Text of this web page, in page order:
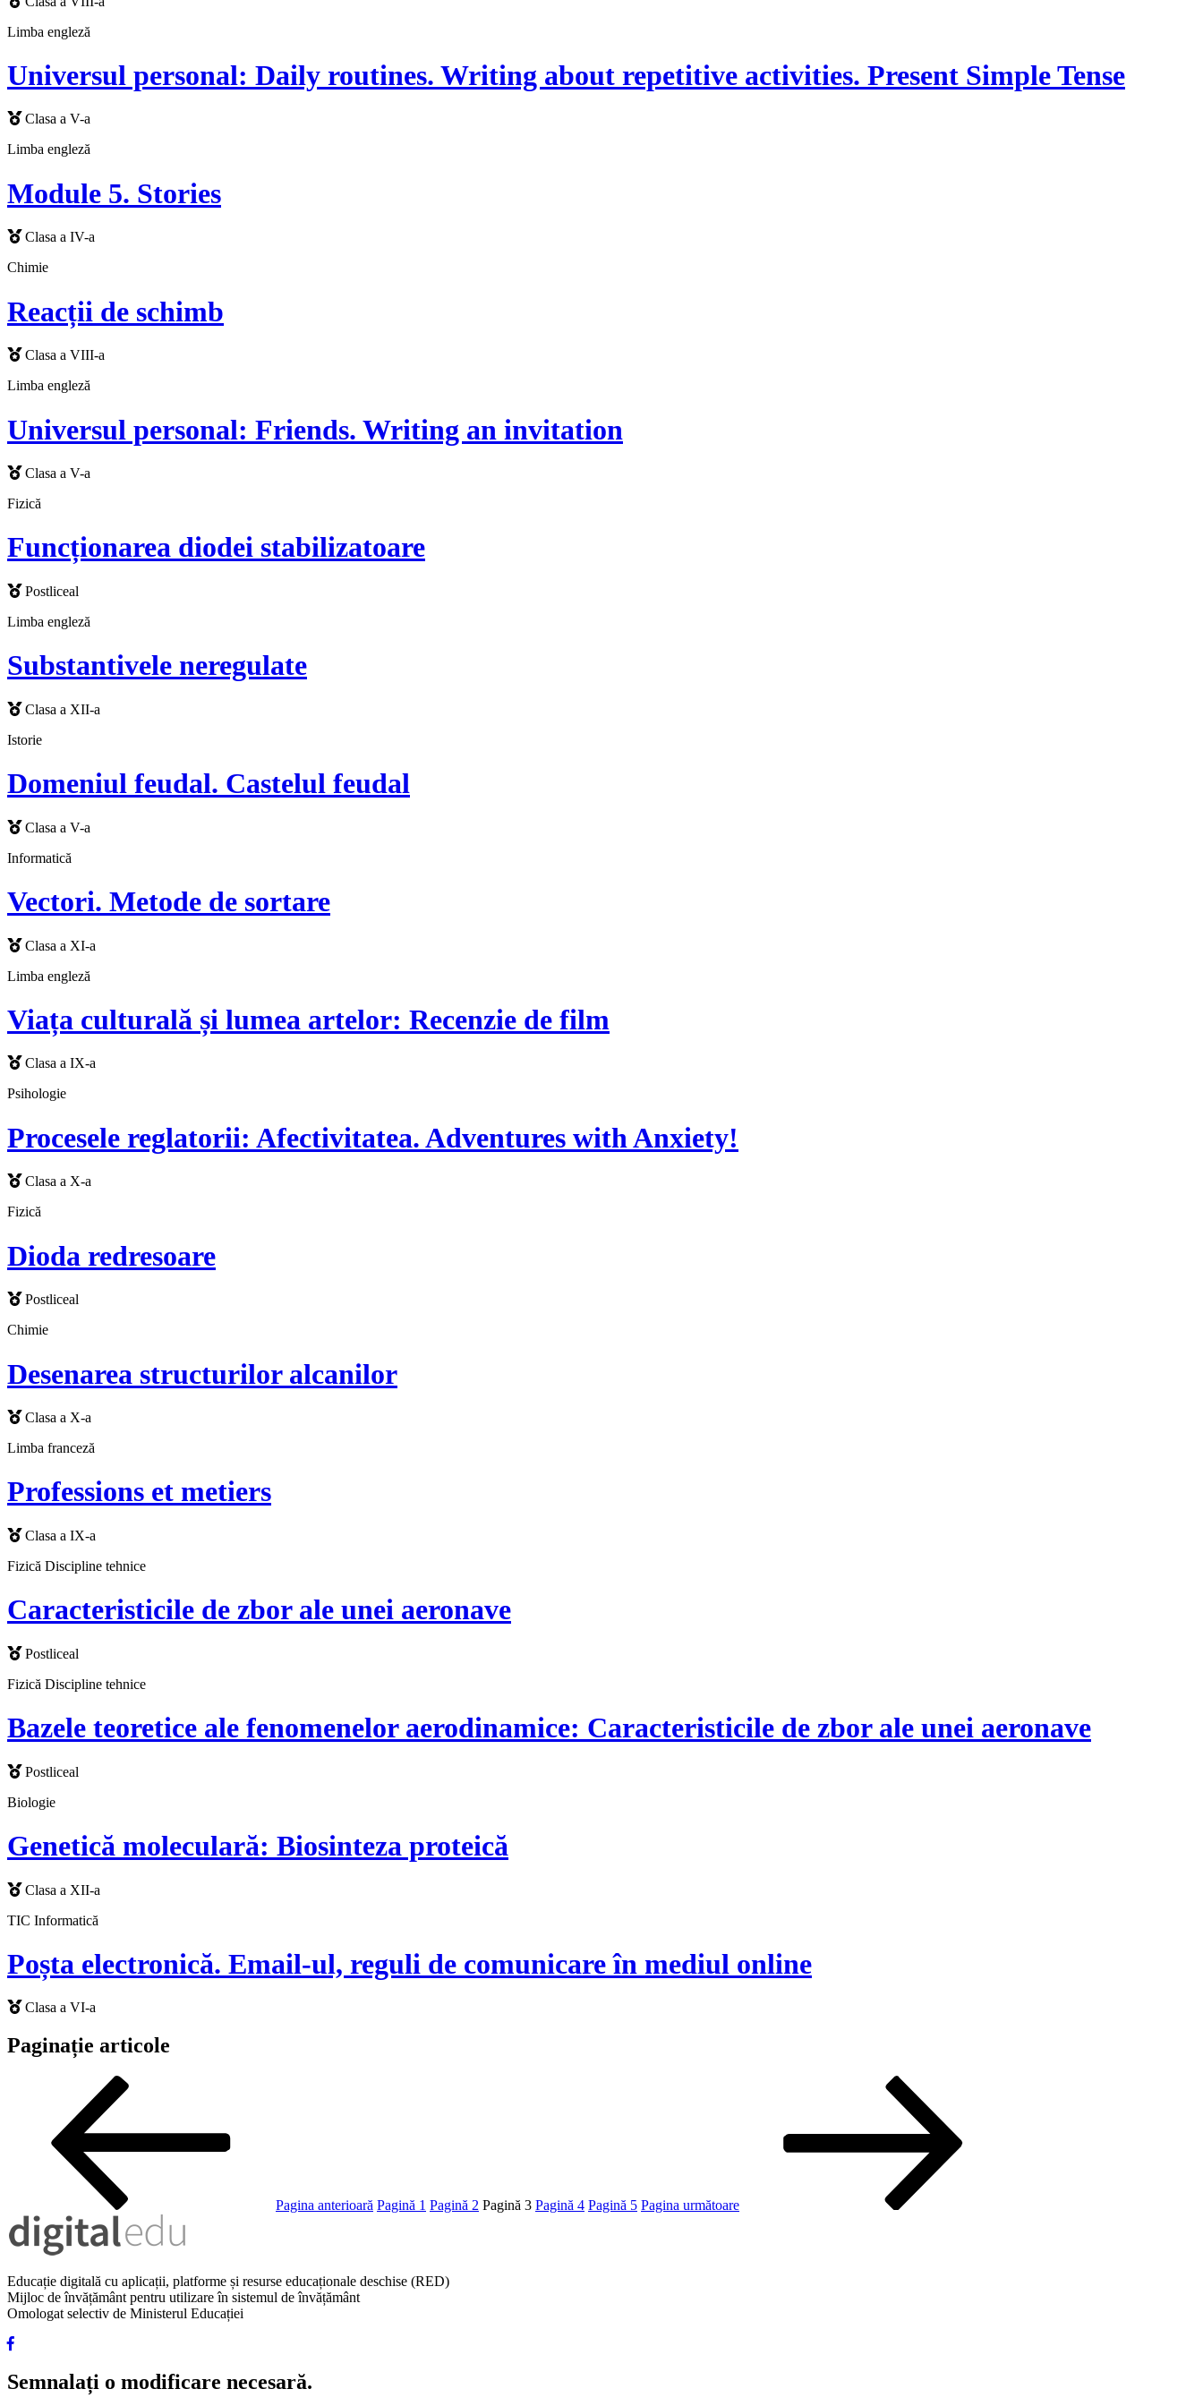
Limba engleză
Universul personal: Daily routines. Writing about repetitive activities. Present Simple Tense
Clasa a V-a
Limba engleză
Module 5. Stories
Clasa a IV-a
Chimie
Reacții de schimb
Clasa a VIII-a
Limba engleză
Universul personal: Friends. Writing an invitation
Clasa a V-a
Fizică
Funcționarea diodei stabilizatoare
Postliceal
Limba engleză
Substantivele neregulate
Clasa a XII-a
Istorie
Domeniul feudal. Castelul feudal
Clasa a V-a
Informatică
Vectori. Metode de sortare
Clasa a XI-a
Limba engleză
Viața culturală și lumea artelor: Recenzie de film
Clasa a IX-a
Psihologie
Procesele reglatorii: Afectivitatea. Adventures with Anxiety!
Clasa a X-a
Fizică
Dioda redresoare
Postliceal
Chimie
Desenarea structurilor alcanilor
Clasa a X-a
Limba franceză
Professions et metiers
Clasa a IX-a
Fizică Discipline tehnice
Caracteristicile de zbor ale unei aeronave
Postliceal
Fizică Discipline tehnice
Bazele teoretice ale fenomenelor aerodinamice: Caracteristicile de zbor ale unei aeronave
Postliceal
Biologie
Genetică moleculară: Biosinteza proteică
Clasa a XII-a
TIC Informatică
Poșta electronică. Email-ul, reguli de comunicare în mediul online
Clasa a VI-a
Paginație articole
Pagina anterioară Pagină 1 Pagină 2 Pagină 3 Pagină 4 Pagină 5 Pagina următoare
Educație digitală cu aplicații, platforme și resurse educaționale deschise (RED)
Mijloc de învățământ pentru utilizare în sistemul de învățământ
Omologat selectiv de Ministerul Educației
Semnalați o modificare necesară.